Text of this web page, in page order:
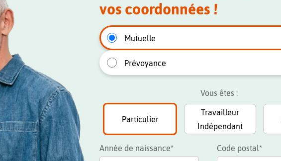
vos coordonnées !
Type de produit
Mutuelle
Prévoyance
Vous êtes :
Particulier
Travailleur
Indépendant
Informations supplémentaires
Année de naissance* Code postal*